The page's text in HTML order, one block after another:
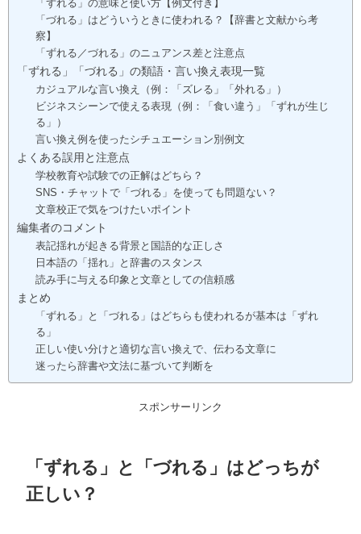
「ずれる」の意味と使い方【例文付き】
「づれる」はどういうときに使われる？【辞書と文献から考
察】
「ずれる／づれる」のニュアンス差と注意点
「ずれる」「づれる」の類語・言い換え表現一覧
カジュアルな言い換え（例：「ズレる」「外れる」）
ビジネスシーンで使える表現（例：「食い違う」「ずれが生じ
る」）
言い換え例を使ったシチュエーション別例文
よくある誤用と注意点
学校教育や試験での正解はどちら？
SNS・チャットで「づれる」を使っても問題ない？
文章校正で気をつけたいポイント
編集者のコメント
表記揺れが起きる背景と国語的な正しさ
日本語の「揺れ」と辞書のスタンス
読み手に与える印象と文章としての信頼感
まとめ
「ずれる」と「づれる」はどちらも使われるが基本は「ずれ
る」
正しい使い分けと適切な言い換えで、伝わる文章に
迷ったら辞書や文法に基づいて判断を
スポンサーリンク
「ずれる」と「づれる」はどっちが
正しい？